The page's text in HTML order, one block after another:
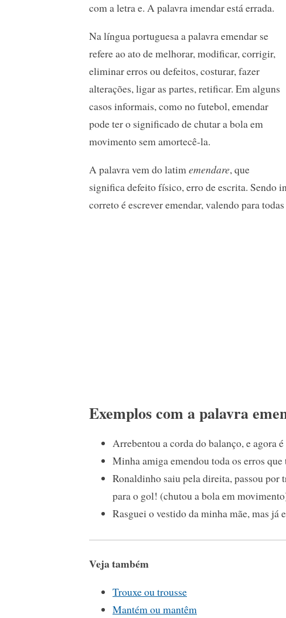
com a letra e. A palavra imendar está errada.
Na língua portuguesa a palavra emendar se
refere ao ato de melhorar, modificar, corrigir,
eliminar erros ou defeitos, costurar, fazer
alterações, ligar as partes, retificar. Em alguns
casos informais, como no futebol, emendar
pode ter o significado de chutar a bola em
movimento sem amortecê-la.
A palavra vem do latim emendare, que
significa defeito físico, erro de escrita. Sendo
correto é escrever emendar, valendo para
Exemplos com a palavra
Arrebentou a corda do balanço, e agora
Minha amiga emendou toda os erros
Ronaldinho saiu pela direita, passou por
para o gol! (chutou a bola em
Rasguei o vestido da minha mãe, mas já
Veja também
Trouxe ou trousse
Mantém ou mantêm